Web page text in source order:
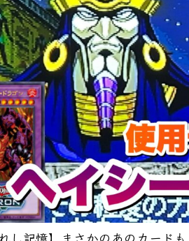
れし記憶】まさかのあのカード